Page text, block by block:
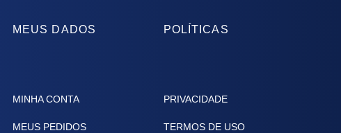
MEUS DADOS
MINHA CONTA
MEUS PEDIDOS
POLÍTICAS
PRIVACIDADE
TERMOS DE USO